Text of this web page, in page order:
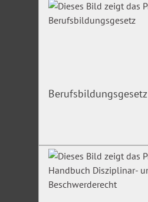
Berufsbildungsgesetz